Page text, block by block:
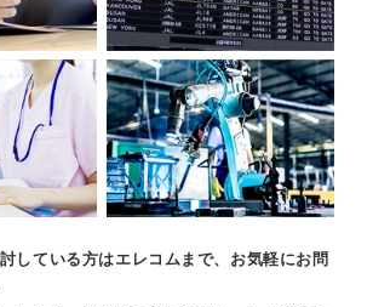
している方はエレコムまで、お気軽にお問